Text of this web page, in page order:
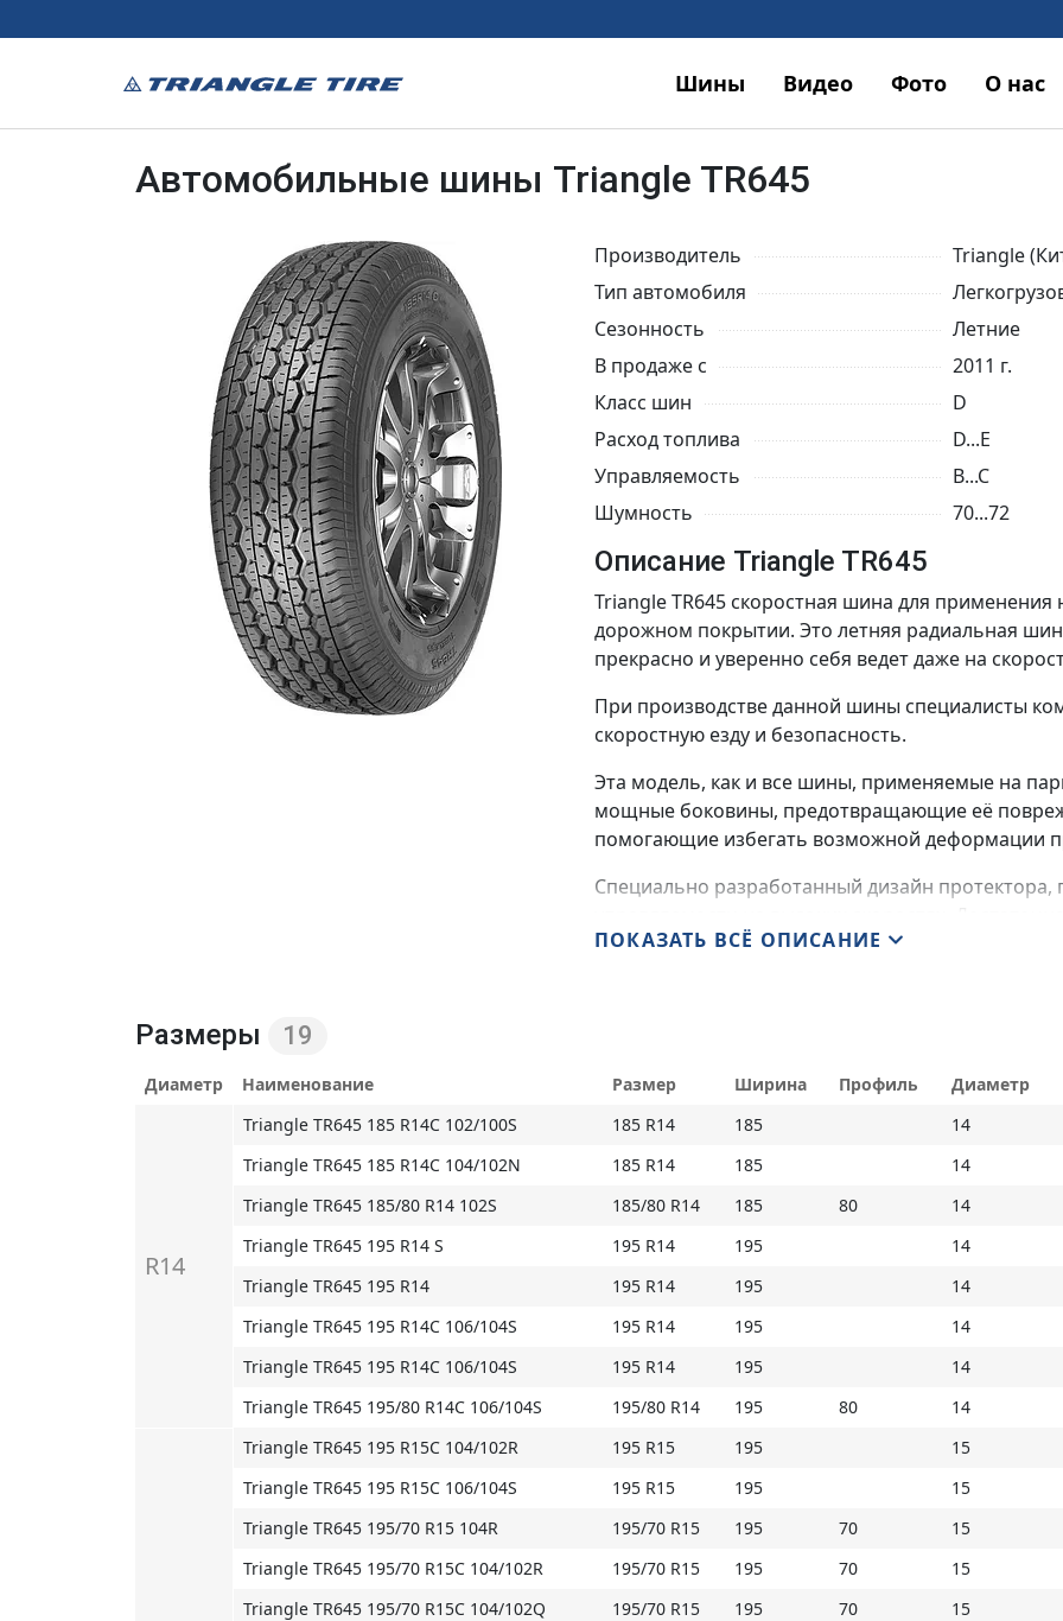
Шины Видео Фото О нас
Автомобильные шины Triangle TR645
Производитель
Triangle
Тип автомобиля
Сезонность
Летние
В продаже с
2011 г.
Класс шин
D
Расход топлива
D...E
Управляемость
B...C
Шумность
70...72
Описание Triangle TR645
Triangle TR645 скоростная шина для
дорожном покрытии. Это летняя радиальная
прекрасно и уверенно себя ведет даже на
При производстве данной шины специалисты
скоростную езду и безопасность.
Эта модель, как и все шины, применяемые на
мощные боковины, предотвращающие её
помогающие избегать возможной деформации
Специально разработанный дизайн протектора,
обеспечивают прекрасное сцепление с любым
увеличенная долговечность достигнуты
смеси и увеличенной глубины канавок.
Технические особенности шины Triangle TR645
- острые углы ребер и внешние насечки,
повышенную тягу, также повышают обратную
предотвращая аквапланирование;
- симметричные плечевые зоны увеличивают
- использование дополнительного стального
обеспечить максимальное пятно контакта с
- повышенная глубина протектора, увеличила
* Внимание: летние шины не российского
ПОКАЗАТЬ ВСЁ ОПИСАНИЕ
Размеры 19
Диаметр Наименование Размер Ширина Профиль Диаметр
R14
Triangle TR645 185 R14C 102/100S 185 R14 185 14
Triangle TR645 185 R14C 104/102N
185 R14 185 14
Triangle TR645 185/80 R14 102S
185/80 R14 185 80 14
Triangle TR645 195 R14 S
195 R14 195 14
Triangle TR645 195 R14
195 R14 195
14
Triangle TR645 195 R14C 106/104S
195 R14 195 14
Triangle TR645 195 R14C 106/104S
195 R14 195 14
Triangle TR645 195/80 R14C 106/104S
195/80 R14 195 80 14
Triangle TR645 195 R15C 104/102R 195 R15 195 15
Triangle TR645 195 R15C 106/104S
195 R15 195 15
Triangle TR645 195/70 R15 104R
195/70 R15 195 70 15
Triangle TR645 195/70 R15C 104/102R
195/70 R15 195 70 15
Triangle TR645 195/70 R15C 104/102Q
195/70 R15 195 70 15